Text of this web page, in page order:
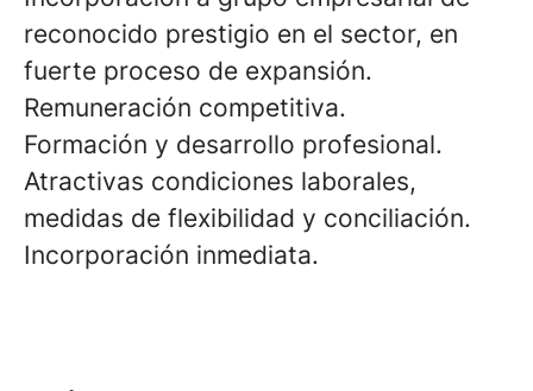
reconocido prestigio en el sector, en
fuerte proceso de expansión.
Remuneración competitiva.
Formación y desarrollo profesional.
Atractivas condiciones laborales,
medidas de flexibilidad y conciliación.
Incorporación inmediata.